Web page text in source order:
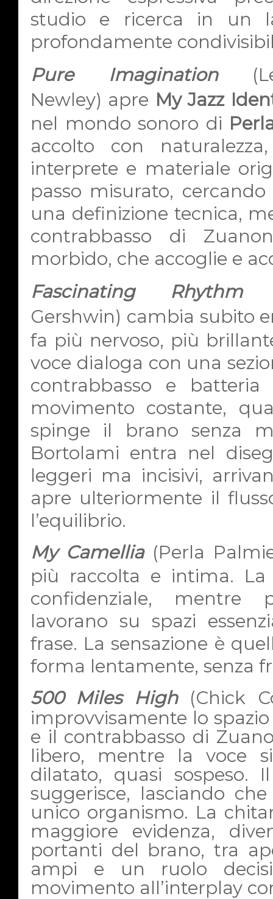
studio e ricerca in un
profondamente
Pure Imagination
Newley) apre My Jazz
nel mondo sonoro di
accolto con
interprete e materiale
passo misurato,
una definizione tecnica,
contrabbasso di
morbido, che accoglie e
Fascinating
Gershwin) cambia subito
fa più nervoso, più
voce dialoga con una
contrabbasso e
movimento costante,
spinge il brano senza
Bortolami entra nel
leggeri ma incisivi,
apre ulteriormente il
l’equilibrio.
My Camellia(Perla
più raccolta e intima.
confidenziale, mentre
lavorano su spazi
frase. La sensazione è
forma lentamente, senza
500 Miles High (Chick
improvvisamente lo
e il contrabbasso di
libero, mentre la voce
dilatato, quasi sospeso.
suggerisce, lasciando
unico organismo. La
maggiore evidenza,
portanti del brano, tra
ampi e un ruolo
movimento all’interplay